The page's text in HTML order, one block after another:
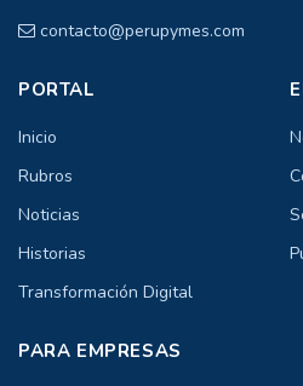
contacto@perupymes.com
PORTAL
Inicio
Rubros
Noticias
Historias
Transformación Digital
PARA EMPRESAS